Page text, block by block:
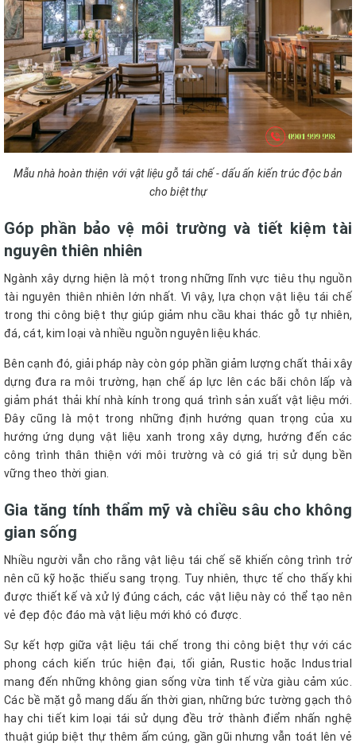
Mẫu nhà hoàn thiện với vật liệu gỗ tái chế - dấu ấn kiến trúc độc bản
cho biệt thự
Góp phần bảo vệ môi trường và tiết kiệm tài
nguyên thiên nhiên
Ngành xây dựng hiện là một trong những lĩnh vực tiêu thụ nguồn
tài nguyên thiên nhiên lớn nhất. Vì vậy, lựa chọn vật liệu tái chế
trong thi công biệt thự giúp giảm nhu cầu khai thác gỗ tự nhiên,
đá, cát, kim loại và nhiều nguồn nguyên liệu khác.
Bên cạnh đó, giải pháp này còn góp phần giảm lượng chất thải xây
dựng đưa ra môi trường, hạn chế áp lực lên các bãi chôn lấp và
giảm phát thải khí nhà kính trong quá trình sản xuất vật liệu mới.
Đây cũng là một trong những định hướng quan trọng của xu
hướng ứng dụng vật liệu xanh trong xây dựng, hướng đến các
công trình thân thiện với môi trường và có giá trị sử dụng bền
vững theo thời gian.
Gia tăng tính thẩm mỹ và chiều sâu cho không
gian sống
Nhiều người vẫn cho rằng vật liệu tái chế sẽ khiến công trình trở
nên cũ kỹ hoặc thiếu sang trọng. Tuy nhiên, thực tế cho thấy khi
được thiết kế và xử lý đúng cách, các vật liệu này có thể tạo nên
vẻ đẹp độc đáo mà vật liệu mới khó có được.
Sự kết hợp giữa vật liệu tái chế trong thi công biệt thự với các
phong cách kiến trúc hiện đại, tối giản, Rustic hoặc Industrial
mang đến những không gian sống vừa tinh tế vừa giàu cảm xúc.
Các bề mặt gỗ mang dấu ấn thời gian, những bức tường gạch thô
hay chi tiết kim loại tái sử dụng đều trở thành điểm nhấn nghệ
thuật giúp biệt thự thêm ấm cúng, gần gũi nhưng vẫn toát lên vẻ